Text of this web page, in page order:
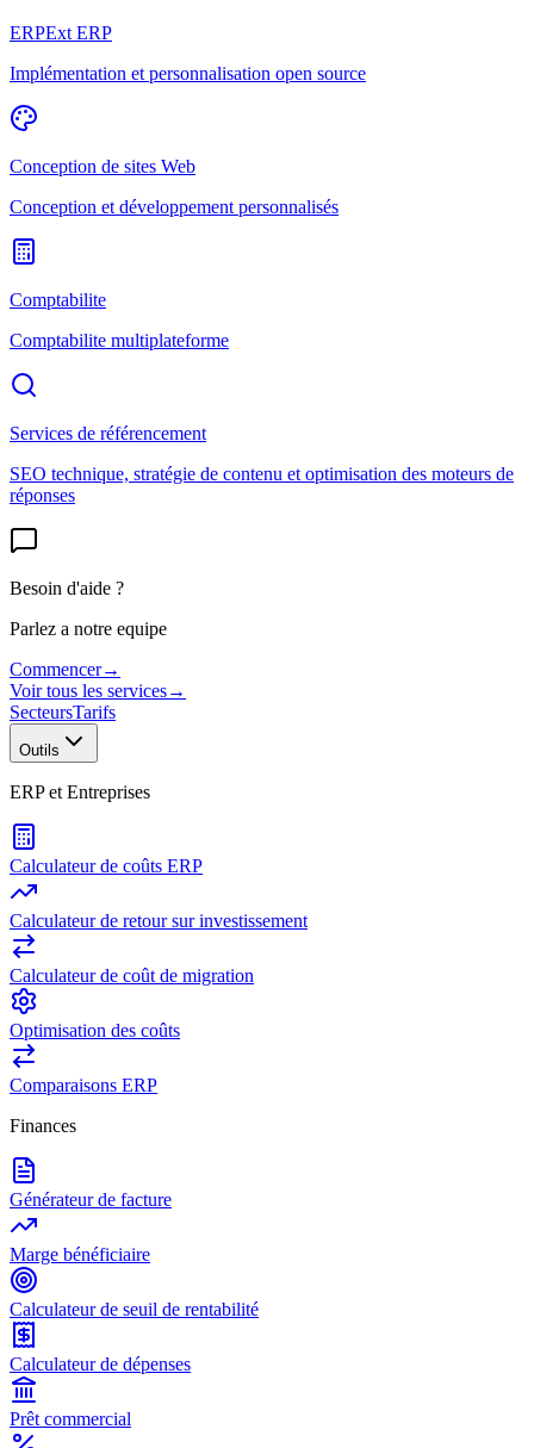
ERPExt ERP
Implémentation et personnalisation open source
Conception de sites Web
Conception et développement personnalisés
Comptabilite
Comptabilite multiplateforme
Services de référencement
SEO technique, stratégie de contenu et optimisation des moteurs de
réponses
Besoin d'aide ?
Parlez a notre equipe
Commencer→
Voir tous les services→
SecteursTarifs
Outils
ERP et Entreprises
Calculateur de coûts ERP
Calculateur de retour sur investissement
Calculateur de coût de migration
Optimisation des coûts
Comparaisons ERP
Finances
Générateur de facture
Marge bénéficiaire
Calculateur de seuil de rentabilité
Calculateur de dépenses
Prêt commercial